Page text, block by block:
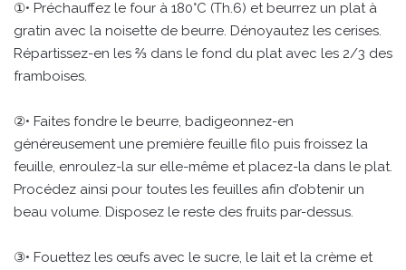
①• Préchauffez le four à 180°C (Th.6) et beurrez un plat à
gratin avec la noisette de beurre. Dénoyautez les cerises.
Répartissez-en les ⅔ dans le fond du plat avec les 2/3 des
framboises.
②• Faites fondre le beurre, badigeonnez-en
généreusement une première feuille filo puis froissez la
feuille, enroulez-la sur elle-même et placez-la dans le plat.
Procédez ainsi pour toutes les feuilles afin d’obtenir un
beau volume. Disposez le reste des fruits par-dessus.
③• Fouettez les œufs avec le sucre, le lait et la crème et